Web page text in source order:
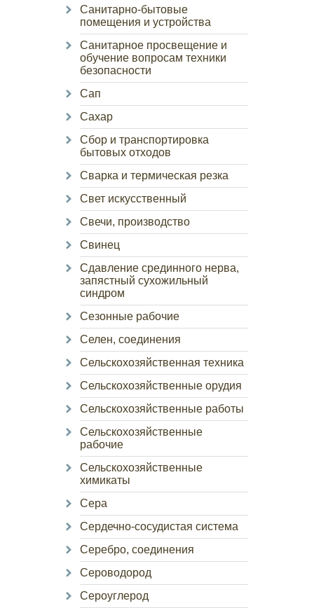
Санитарно-бытовые
помещения и устройства
Санитарное просвещение и
обучение вопросам техники
безопасности
Сап
Сахар
Сбор и транспортировка
бытовых отходов
Сварка и термическая резка
Свет искусственный
Свечи, производство
Свинец
Сдавление срединного нерва,
запястный сухожильный
синдром
Сезонные рабочие
Селен, соединения
Сельскохозяйственная техника
Сельскохозяйственные орудия
Сельскохозяйственные работы
Сельскохозяйственные
рабочие
Сельскохозяйственные
химикаты
Сера
Сердечно-сосудистая система
Серебро, соединения
Сероводород
Сероуглерод